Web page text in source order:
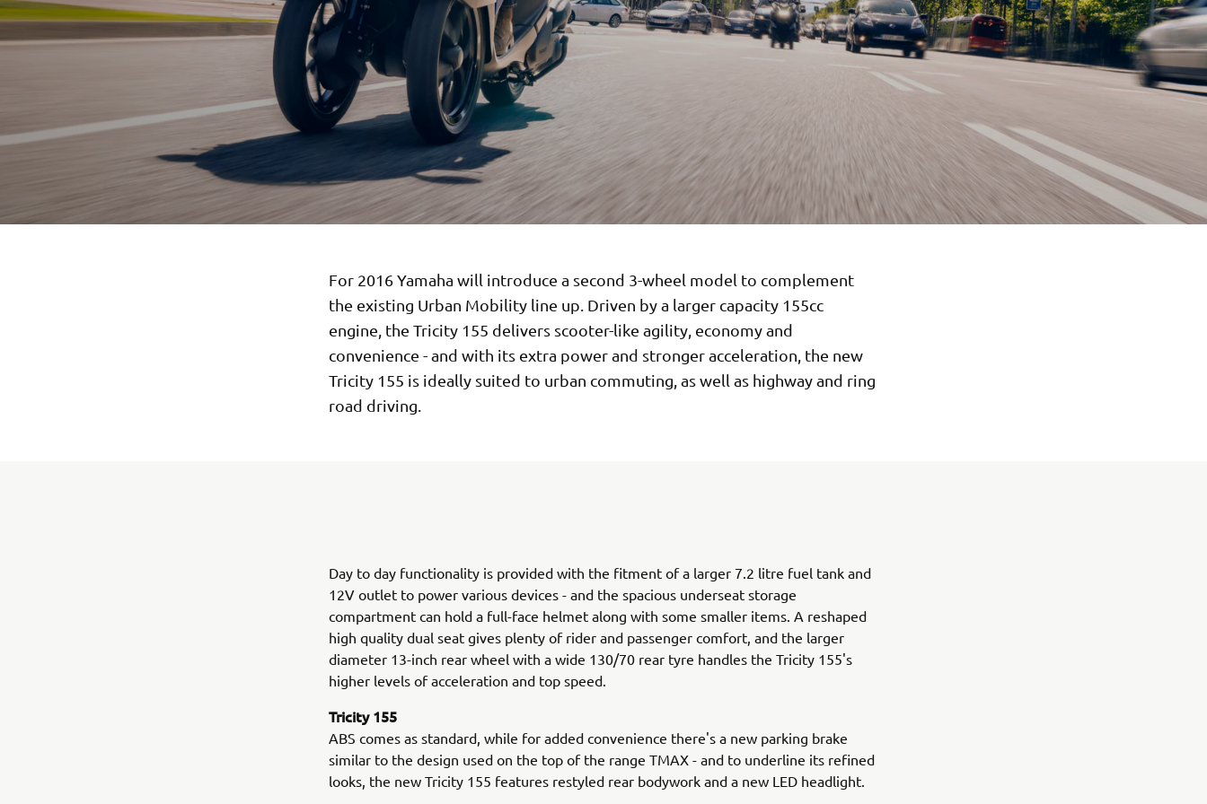
For 2016 Yamaha will introduce a second 3-wheel model to complement
the existing Urban Mobility line up. Driven by a larger capacity 155cc
engine, the Tricity 155 delivers scooter-like agility, economy and
convenience - and with its extra power and stronger acceleration, the new
Tricity 155 is ideally suited to urban commuting, as well as highway and ring
road driving.
Day to day functionality is provided with the fitment of a larger 7.2 litre fuel tank and
12V outlet to power various devices - and the spacious underseat storage
compartment can hold a full-face helmet along with some smaller items. A reshaped
high quality dual seat gives plenty of rider and passenger comfort, and the larger
diameter 13-inch rear wheel with a wide 130/70 rear tyre handles the Tricity 155's
higher levels of acceleration and top speed.
Tricity 155
ABS comes as standard, while for added convenience there's a new parking brake
similar to the design used on the top of the range TMAX - and to underline its refined
looks, the new Tricity 155 features restyled rear bodywork and a new LED headlight.